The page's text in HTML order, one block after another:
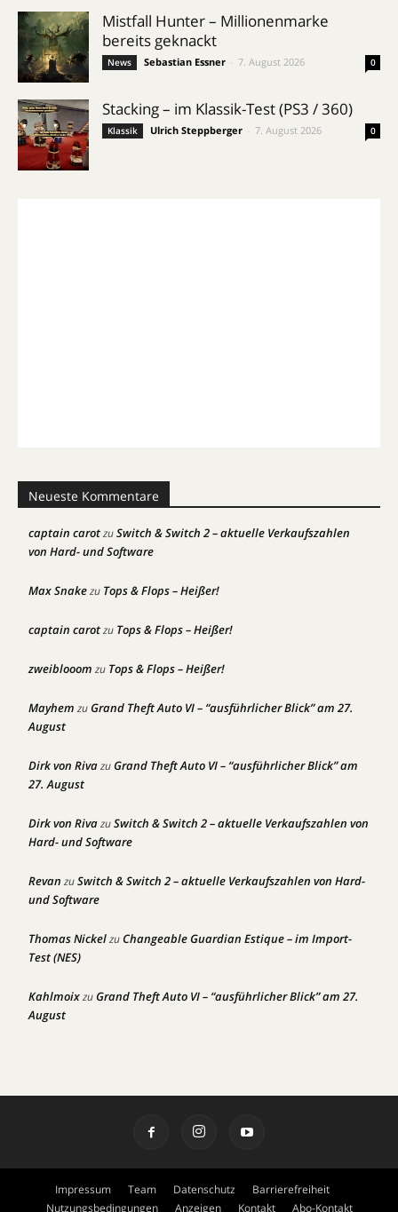
Mistfall Hunter – Millionenmarke
bereits geknackt
News Sebastian Essner 7. August 2026 0
Stacking – im Klassik-Test (PS3 / 360)
Klassik Ulrich Steppberger 7. August 2026 0
Neueste Kommentare
captain carotzuSwitch & Switch 2 – aktuelle Verkaufszahlen
von Hard- und Software
Max Snakezu Tops & Flops – Heißer!
captain carotzu Tops & Flops – Heißer!
zweiblooom zu Tops & Flops – Heißer!
Mayhem zuGrand Theft Auto VI – “ausführlicher Blick” am 27.
August
Dirk von RivazuGrand Theft Auto VI – “ausführlicher Blick” am
27. August
Dirk von RivazuSwitch & Switch 2 – aktuelle Verkaufszahlen von
Hard- und Software
Revan zuSwitch & Switch 2 – aktuelle Verkaufszahlen von Hard-
und Software
Thomas NickelzuChangeable Guardian Estique – im Import-
Test (NES)
KahlmoixzuGrand Theft Auto VI – “ausführlicher Blick” am 27.
August
Impressum Team Datenschutz
Barrierefreiheit
Nutzungsbedingungen
Anzeigen Kontakt Abo-Kontakt